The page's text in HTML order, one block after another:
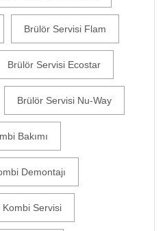
Brülör Servisi Flam
Brülör Servisi Ecostar
Brülör Servisi Nu-Way
Bakımı
Demontajı
Kombi Servisi